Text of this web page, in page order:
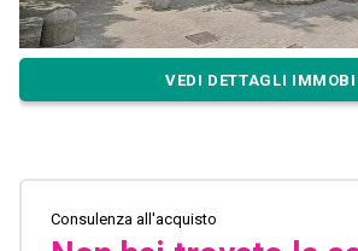
VEDI DETTAGLI
Consulenza all'acquisto